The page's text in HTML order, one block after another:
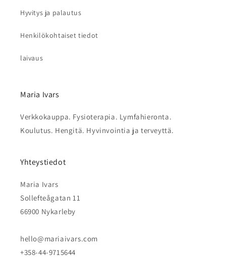
Hyvitys ja palautus
Henkilökohtaiset tiedot
laivaus
Maria Ivars
Verkkokauppa. Fysioterapia. Lymfahieronta.
Koulutus. Hengitä. Hyvinvointia ja terveyttä.
Yhteystiedot
Maria Ivars
Sollefteågatan 11
66900 Nykarleby
hello@mariaivars.com
+358-44-9715644